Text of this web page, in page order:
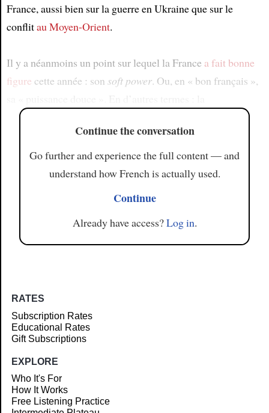
France, aussi bien sur la guerre en Ukraine que sur le
conflitau Moyen-Orient.
Il y a néanmoins un point sur lequel la France a fait bonne
figure cette année : son soft power. Ou, en « bon français »,
Continue the conversation
Go further and experience the full content — and
understand how French is actually used.
Continue
Already have access?Log in.
RATES
Subscription Rates
Educational Rates
Gift Subscriptions
EXPLORE
Who It's For
How It Works
Free Listening Practice